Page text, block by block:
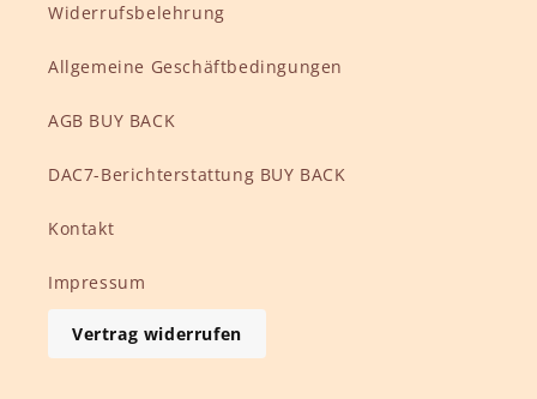
Widerrufsbelehrung
Allgemeine Geschäftbedingungen
AGB BUY BACK
DAC7-Berichterstattung BUY BACK
Kontakt
Impressum
Vertrag widerrufen